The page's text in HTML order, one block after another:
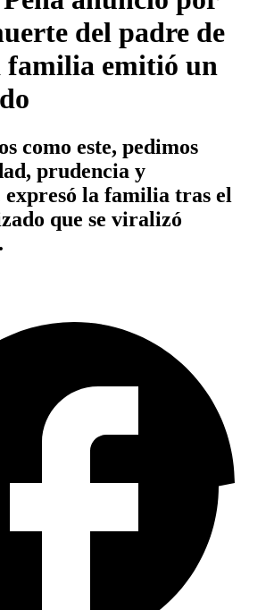
del padre de
familia emitió un
como este, pedimos
prudencia y
la familia tras el
que se viralizó